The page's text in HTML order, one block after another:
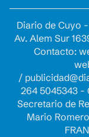
Diario de Cuyo
Av. Alem Sur
Contacto:
/
264 5045343 -
Secretario de
Mario